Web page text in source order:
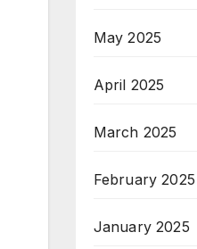
May 2025
April 2025
March 2025
February 2025
January 2025